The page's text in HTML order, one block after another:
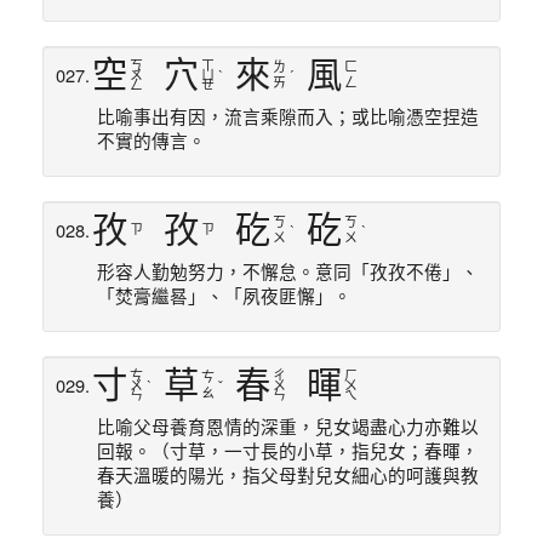
027. 空 ㄎ
ㄨ
ㄥ 穴 ㄩ
ㄝ
ˋ 來 ㄌ
ㄞ ˊ 風 ㄈ
ㄥ
比喻事出有因，流言乘隙而入；或比喻憑空捏造
不實的傳言。
028.孜 ㄗ 孜 ㄗ 矻 ㄎ
ㄨ ˋ 矻 ㄎ
ㄨ ˋ
形容人勤勉努力，不懈怠。意同「孜孜不倦」、
「焚膏繼晷」、「夙夜匪懈」。
029.寸 ㄘ
ㄨ
ㄣ
ˋ 草 ㄘ
ㄠ ˇ 春 ㄔ
ㄨ
ㄣ 暉 ㄏ
ㄨ
ㄟ
比喻父母養育恩情的深重，兒女竭盡心力亦難以
回報。（寸草，一寸長的小草，指兒女；春暉，
春天溫暖的陽光，指父母對兒女細心的呵護與教
養）